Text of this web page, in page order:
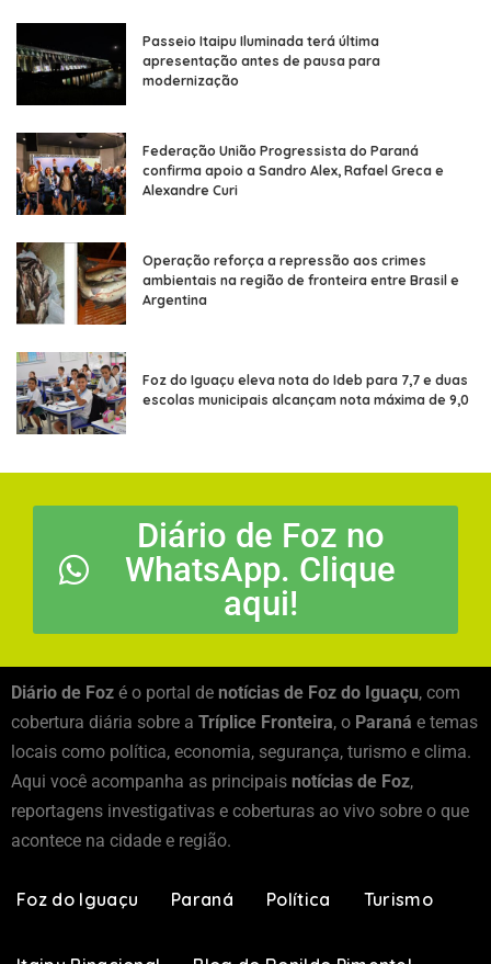
Passeio Itaipu Iluminada terá última
apresentação antes de pausa para
modernização
Federação União Progressista do Paraná
confirma apoio a Sandro Alex, Rafael Greca e
Alexandre Curi
Operação reforça a repressão aos crimes
ambientais na região de fronteira entre Brasil e
Argentina
Foz do Iguaçu eleva nota do Ideb para 7,7 e duas
escolas municipais alcançam nota máxima de 9,0
Diário de Foz no
WhatsApp. Clique
aqui!
Diário de Foz é o portal de notícias de Foz do Iguaçu, com
cobertura diária sobre a Tríplice Fronteira, o Paraná e temas
locais como política, economia, segurança, turismo e clima.
Aqui você acompanha as principais notícias de Foz,
reportagens investigativas e coberturas ao vivo sobre o que
acontece na cidade e região.
Foz do Iguaçu Paraná Política Turismo